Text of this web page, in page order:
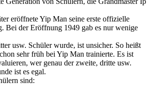
eröffnete Yip Man seine erste offizielle
Bei der Eröffnung 1949 gab es nur wenige
usw. Schüler wurde, ist unsicher. So heißt
sehr früh bei Yip Man trainierte. Es ist
wer genau der zweite, dritte usw.
ist es egal.
sind: